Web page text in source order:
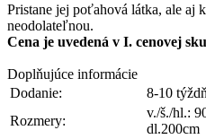
Pristane jej poťahová látka, ale aj
neodolateľnou.
Cena je uvedená v I. cenovej
Doplňujúce informácie
Dodanie:
8-10
Rozmery:
v./š./hl.:
dl.200cm